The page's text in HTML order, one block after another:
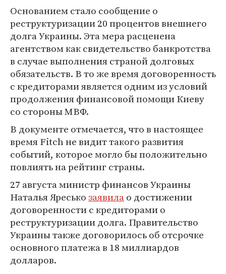
Основанием стало сообщение о
реструктуризации 20 процентов внешнего
долга Украины. Эта мера расценена
агентством как свидетельство банкротства
в случае выполнения страной долговых
обязательств. В то же время договоренность
с кредиторами является одним из условий
продолжения финансовой помощи Киеву
со стороны МВФ.
В документе отмечается, что в настоящее
время Fitch не видит такого развития
событий, которое могло бы положительно
повлиять на рейтинг страны.
27 августа министр финансов Украины
Наталья Яреськозаявилао достижении
договоренности с кредиторами о
реструктуризации долга. Правительство
Украины также договорилось об отсрочке
основного платежа в 18 миллиардов
долларов.